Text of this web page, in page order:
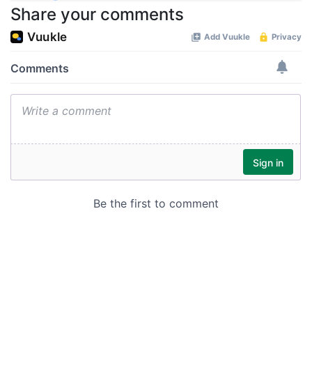
Share your comments